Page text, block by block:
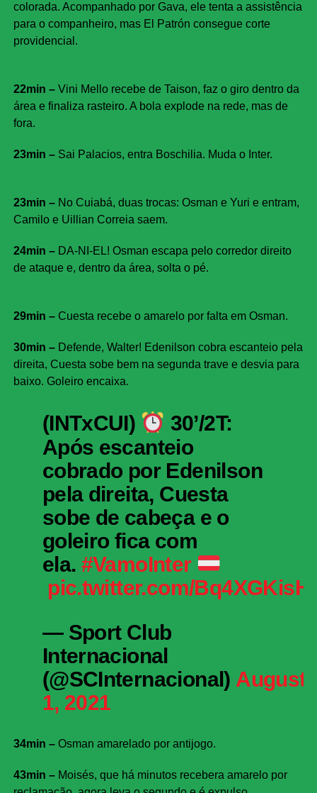
colorada. Acompanhado por Gava, ele tenta a assistência
para o companheiro, mas El Patrón consegue corte
providencial.
22min – Vini Mello recebe de Taison, faz o giro dentro da
área e finaliza rasteiro. A bola explode na rede, mas de
fora.
23min – Sai Palacios, entra Boschilia. Muda o Inter.
23min – No Cuiabá, duas trocas: Osman e Yuri e entram,
Camilo e Uillian Correia saem.
24min –DA-NI-EL! Osman escapa pelo corredor direito
de ataque e, dentro da área, solta o pé.
29min – Cuesta recebe o amarelo por falta em Osman.
30min – Defende, Walter! Edenilson cobra escanteio pela
direita, Cuesta sobe bem na segunda trave e desvia para
baixo. Goleiro encaixa.
(INTxCUI)
30’/2T:
Após escanteio
cobrado por Edenilson
pela direita, Cuesta
sobe de cabeça e o
goleiro fica com
ela. #VamoInter
pic.twitter.com/
— Sport Club
Internacional
(@SCInternacional) August
1, 2021
34min – Osman amarelado por antijogo.
43min – Moisés, que há minutos recebera amarelo por